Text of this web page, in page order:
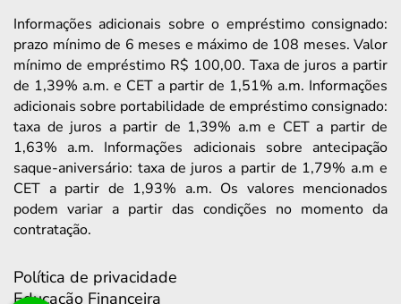
Informações adicionais sobre o empréstimo consignado:
prazo mínimo de 6 meses e máximo de 108 meses. Valor
mínimo de empréstimo R$ 100,00. Taxa de juros a partir
de 1,39% a.m. e CET a partir de 1,51% a.m. Informações
adicionais sobre portabilidade de empréstimo consignado:
taxa de juros a partir de 1,39% a.m e CET a partir de
1,63% a.m. Informações adicionais sobre antecipação
saque-aniversário: taxa de juros a partir de 1,79% a.m e
CET a partir de 1,93% a.m. Os valores mencionados
podem variar a partir das condições no momento da
contratação.
Política de privacidade
Educação Financeira